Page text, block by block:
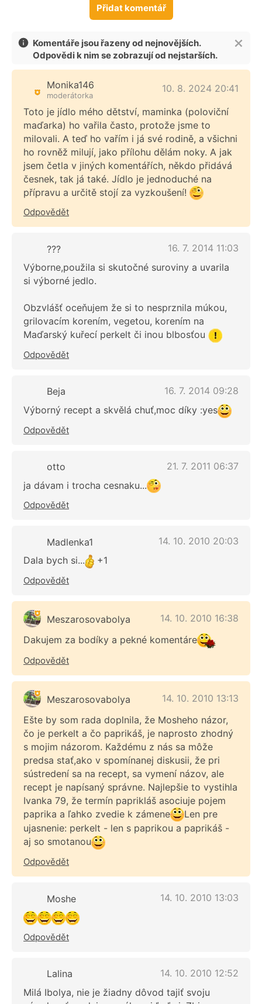
Přidat komentář
Komentáře jsou řazeny od nejnovějších.
Odpovědi k nim se zobrazují od nejstarších.
Monika146
moderátorka
10. 8. 2024 20:41
Toto je jídlo mého dětství, maminka (poloviční
maďarka) ho vařila často, protože jsme to
milovali. A teď ho vařím i já své rodině, a všichni
ho rovněž milují, jako přílohu dělám noky. A jak
jsem četla v jiných komentářích, někdo přidává
česnek, tak já také. Jídlo je jednoduché na
přípravu a určitě stojí za vyzkoušení!
Odpovědět
???
16. 7. 2014 11:03
Výborne,použila si skutočné suroviny a uvarila
si výborné jedlo.
Obzvlášť oceňujem že si to nesprznila múkou,
grilovacím korením, vegetou, korením na
Maďarský kuřecí perkelt či inou blbosťou
Odpovědět
Beja
16. 7. 2014 09:28
Výborný recept a skvělá chuť,moc díky :yes
Odpovědět
otto
21. 7. 2011 06:37
ja dávam i trocha cesnaku...
Odpovědět
Madlenka1
14. 10. 2010 20:03
Dala bych si...
+1
Odpovědět
Meszarosovabolya
14. 10. 2010 16:38
Dakujem za bodíky a pekné komentáre
Odpovědět
Meszarosovabolya
14. 10. 2010 13:13
Ešte by som rada doplnila, že Mosheho názor,
čo je perkelt a čo paprikáš, je naprosto zhodný
s mojim názorom. Každému z nás sa môže
predsa stať,ako v spomínanej diskusii, že pri
sústredení sa na recept, sa vymení názov, ale
recept je napísaný správne. Najlepšie to vystihla
Ivanka 79, že termín paprikláš asociuje pojem
paprika a ľahko zvedie k zámene
Len pre
ujasnenie: perkelt - len s paprikou a paprikáš -
aj so smotanou
Odpovědět
Moshe 14. 10. 2010 13:03
Odpovědět
Lalina
14. 10. 2010 12:52
Milá Ibolya, nie je žiadny dôvod tajiť svoju